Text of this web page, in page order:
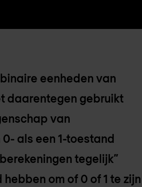
eenheden van
daarentegen gebruikt
van
als een 1-toestand
tegelijk”
om of 0 of 1 te zijn